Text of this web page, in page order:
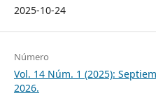
2025-10-24
Número
Vol. 14 Núm. 1 (2025):
2026.